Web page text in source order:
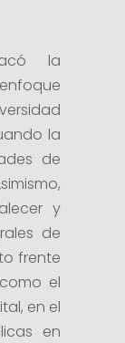
la
la
de
y
de
frente
el
en el
en